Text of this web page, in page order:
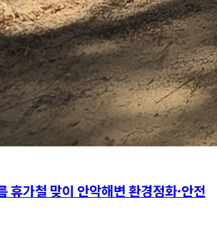
휴가철 맞이 안악해변 환경정화·안전